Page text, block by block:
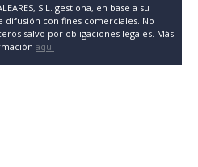
S.L. gestiona, en base a su
difusión con fines comerciales. No
salvo por obligaciones legales. Más
aquí